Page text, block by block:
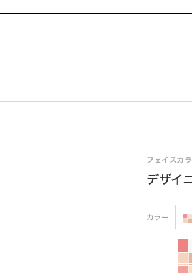
フェイスカ
デザイ
カラー